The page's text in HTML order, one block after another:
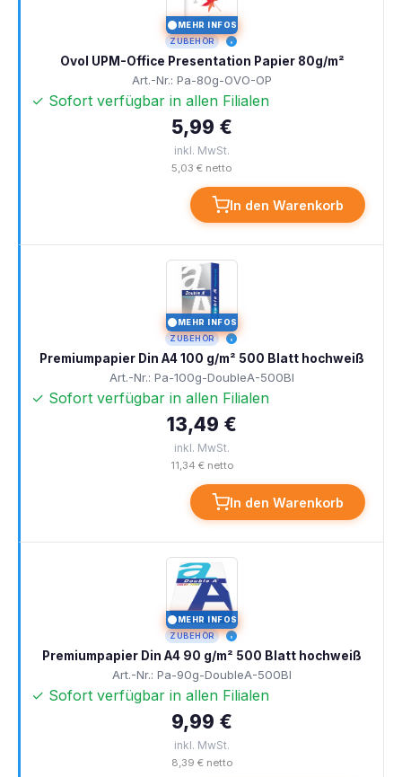
MEHR INFOS
ZUBEHÖR
Ovol UPM-Office Presentation Papier 80g/m²
Art.-Nr.: Pa-80g-OVO-OP
✓ Sofort verfügbar in allen Filialen
5,99 €
inkl. MwSt.
5,03 € netto
In den Warenkorb
MEHR INFOS
ZUBEHÖR
Premiumpapier Din A4 100 g/m² 500 Blatt hochweiß
Art.-Nr.: Pa-100g-DoubleA-500Bl
✓ Sofort verfügbar in allen Filialen
13,49 €
inkl. MwSt.
11,34 € netto
In den Warenkorb
MEHR INFOS
ZUBEHÖR
Premiumpapier Din A4 90 g/m² 500 Blatt hochweiß
Art.-Nr.: Pa-90g-DoubleA-500Bl
✓ Sofort verfügbar in allen Filialen
9,99 €
inkl. MwSt.
8,39 € netto